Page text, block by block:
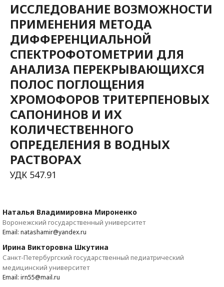
ИССЛЕДОВАНИЕ ВОЗМОЖНОСТИ
ПРИМЕНЕНИЯ МЕТОДА
ДИФФЕРЕНЦИАЛЬНОЙ
СПЕКТРОФОТОМЕТРИИ ДЛЯ
АНАЛИЗА ПЕРЕКРЫВАЮЩИХСЯ
ПОЛОС ПОГЛОЩЕНИЯ
ХРОМОФОРОВ ТРИТЕРПЕНОВЫХ
САПОНИНОВ И ИХ
КОЛИЧЕСТВЕННОГО
ОПРЕДЕЛЕНИЯ В ВОДНЫХ
РАСТВОРАХ
УДК 547.91
Наталья Владимировна Мироненко
Воронежский государственный университет
Email: natashamir@yandex.ru
Ирина Викторовна Шкутина
Санкт-Петербургский государственный педиатрический
медицинский университет
Email: irn55@mail.ru